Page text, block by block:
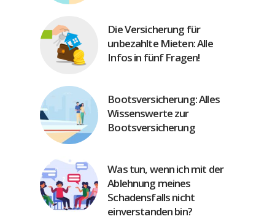
Die Versicherung für
unbezahlte Mieten: Alle
Infos in fünf Fragen!
Bootsversicherung: Alles
Wissenswerte zur
Bootsversicherung
Was tun, wenn ich mit der
Ablehnung meines
Schadensfalls nicht
einverstanden bin?